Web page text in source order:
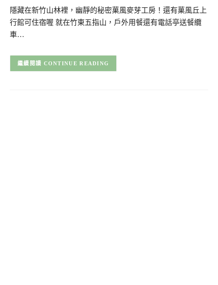
隱藏在新竹山林裡，幽靜的秘密菓風麥芽工房！還有菓風丘上
行館可住宿喔 就在竹東五指山，戶外用餐還有電話亭送餐纜
車…
CONTINUE READING